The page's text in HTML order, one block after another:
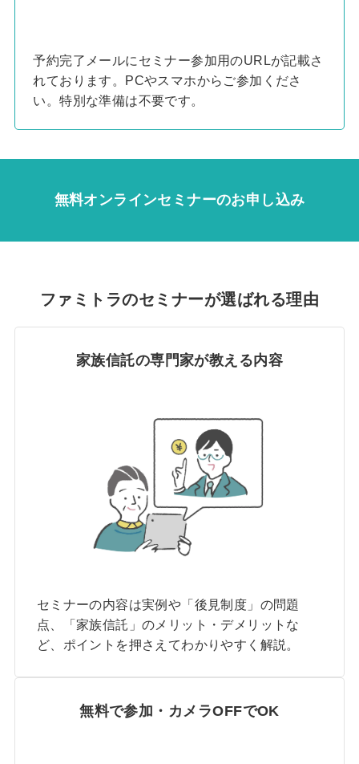
予約完了メールにセミナー参加用のURLが記載さ
れております。PCやスマホからご参加くださ
い。特別な準備は不要です。
無料オンラインセミナーのお申し込み
ファミトラのセミナーが選ばれる理由
家族信託の専門家が教える内容
セミナーの内容は実例や「後見制度」の問題
点、「家族信託」のメリット・デメリットな
ど、ポイントを押さえてわかりやすく解説。
無料で参加・カメラOFFでOK